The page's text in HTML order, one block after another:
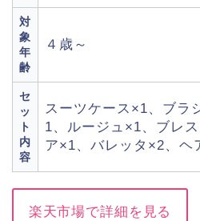
対
象
年
齢
４歳～
セ
ッ
ト
内
容
スーツケース×1、ブラ
1、ルージュ×1、ブレ
ア×1、バレッタ×2、ヘ
楽天市場で詳細を見る